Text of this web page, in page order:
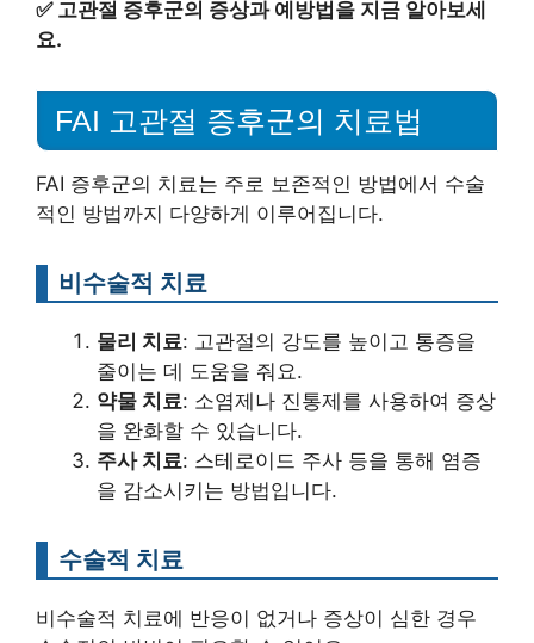
✅ 고관절 증후군의 증상과 예방법을 지금 알아보세
요.
FAI 고관절 증후군의 치료법
FAI 증후군의 치료는 주로 보존적인 방법에서 수술
적인 방법까지 다양하게 이루어집니다.
비수술적 치료
물리 치료: 고관절의 강도를 높이고 통증을
줄이는 데 도움을 줘요.
약물 치료: 소염제나 진통제를 사용하여 증상
을 완화할 수 있습니다.
주사 치료: 스테로이드 주사 등을 통해 염증
을 감소시키는 방법입니다.
수술적 치료
비수술적 치료에 반응이 없거나 증상이 심한 경우